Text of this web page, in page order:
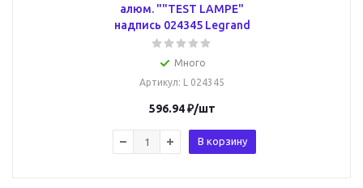
алюм. ""TEST LAMPE"
надпись 024345 Legrand
Много
Артикул: L 024345
596.94₽/шт
В корзину